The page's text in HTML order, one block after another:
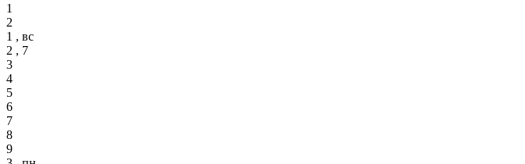
1
2
1 , вс
2 , 7
3
4
5
6
7
8
9